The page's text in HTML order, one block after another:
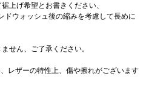
上げ希望とお書きください、
ドウォッシュ後の縮みを考慮して長めに
せん、ご了承ください。
レザーの特性上、傷や擦れがございます